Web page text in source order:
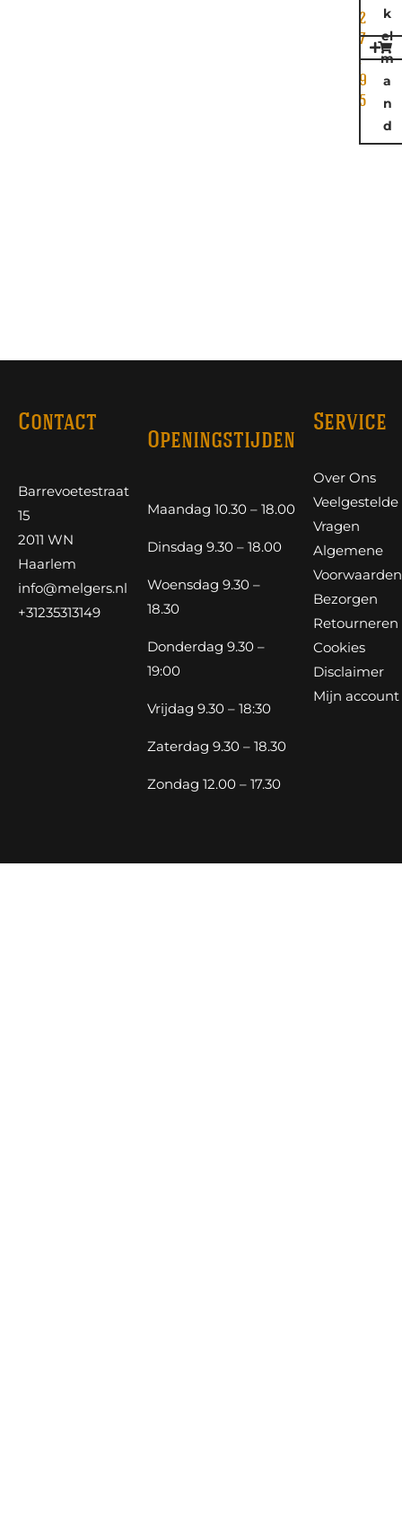
2
7
,
9
5
k
el
m
a
n
d
Contact
Barrevoetestraat
15
2011 WN
Haarlem
info@melgers.nl
+31235313149
Openingstijden
Maandag 10.30 – 18.00
Dinsdag 9.30 – 18.00
Woensdag 9.30 –
18.30
Donderdag 9.30 –
19:00
Vrijdag 9.30 – 18:30
Zaterdag 9.30 – 18.30
Zondag 12.00 – 17.30
Service
Over Ons
Veelgestelde
Vragen
Algemene
Voorwaarden
Bezorgen
Retourneren
Cookies
Disclaimer
Mijn account